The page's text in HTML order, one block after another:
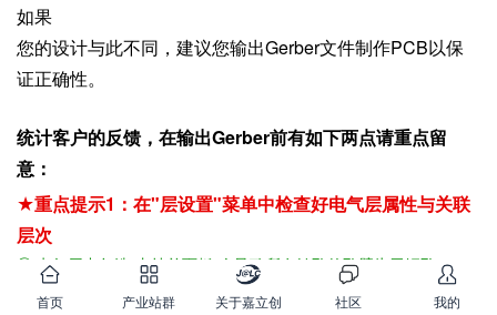
如果
您的设计与此不同，建议您输出Gerber文件制作PCB以保
证正确性。
统计客户的反馈，在输出Gerber前有如下两点请重点留
意：
★重点提示1：在"层设置"菜单中检查好电气层属性与关联
层次
① 电气层中勾选"支持单面板"会导致所有钻孔的孔壁为无铜孔
② 关联层没有搭配好会导致输出Gerber文件出错
首页 产业站群 关于嘉立创 社区 我的